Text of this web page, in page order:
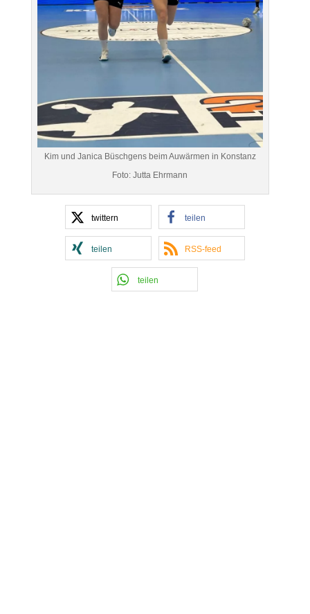
Kim und Janica Büschgens beim Auwärmen in Konstanz
Foto: Jutta Ehrmann
twittern teilen
teilen RSS-feed
teilen